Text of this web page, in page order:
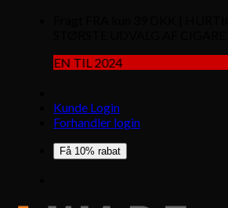
TIL 2024
Kunde Login
Forhandler login
Få 10% rabat